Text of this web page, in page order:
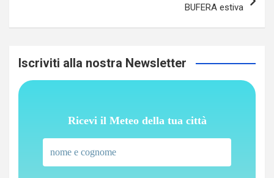
BUFERA estiva
Iscriviti alla nostra Newsletter
Ricevi il Meteo della tua città